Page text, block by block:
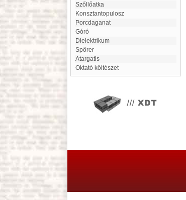
Szőllőatka
Konsztantopulosz
Porcdaganat
Góró
Dielektrikum
Spörer
Atargatis
Oktató költészet